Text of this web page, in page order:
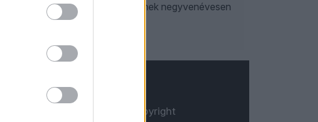
játék szeretete folytán képtelenek negyvenévesen
© Copyright